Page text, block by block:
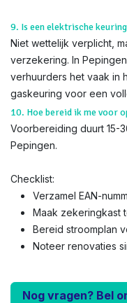
9. Is een elektrische
Niet wettelijk verplicht,
verzekering. In
verhuurders het vaak in
gaskeuring voor een
10. Hoe bereid ik me voor
Voorbereiding duurt 15-
Pepingen.
Checklist:
Verzamel EAN-
Maak zekeringkast
Bereid stroomplan
Noteer renovaties
Nog vragen? Bel